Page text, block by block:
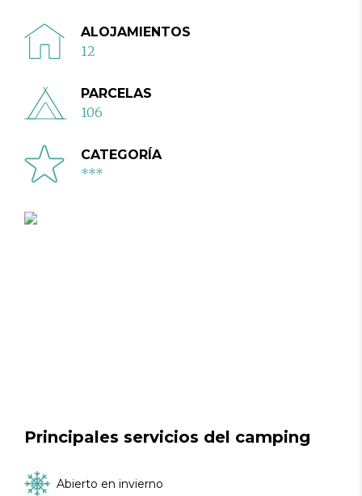
ALOJAMIENTOS
12
PARCELAS
106
CATEGORÍA
***
Principales servicios del camping
Abierto en invierno